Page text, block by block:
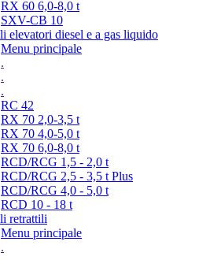
RX 60 6,0-8,0 t
SXV-CB 10
elevatori diesel e a gas liquido
Menu principale
.
.
.
RC 42
RX 70 2,0-3,5 t
RX 70 4,0-5,0 t
RX 70 6,0-8,0 t
RCD/RCG 1,5 - 2,0 t
RCD/RCG 2,5 - 3,5 t Plus
RCD/RCG 4,0 - 5,0 t
RCD 10 - 18 t
retrattili
Menu principale
.